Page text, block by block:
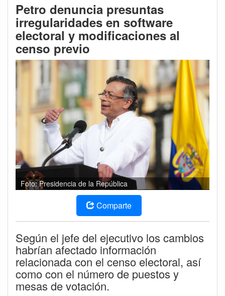
Petro denuncia presuntas
irregularidades en software
electoral y modificaciones al
censo previo
Foto: Presidencia de la República
Comparte
Según el jefe del ejecutivo los cambios
habrían afectado información
relacionada con el censo electoral, así
como con el número de puestos y
mesas de votación.